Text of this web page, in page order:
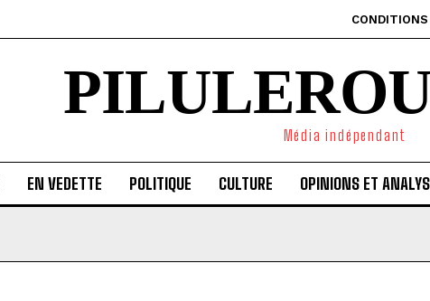
Média indépendant
EN VEDETTE POLITIQUE CULTURE OPINIONS ET